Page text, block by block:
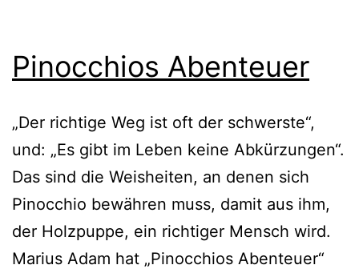
Pinocchios Abenteuer
„Der richtige Weg ist oft der schwerste“,
und: „Es gibt im Leben keine Abkürzungen“.
Das sind die Weisheiten, an denen sich
Pinocchio bewähren muss, damit aus ihm,
der Holzpuppe, ein richtiger Mensch wird.
Marius Adam hat „Pinocchios Abenteuer“